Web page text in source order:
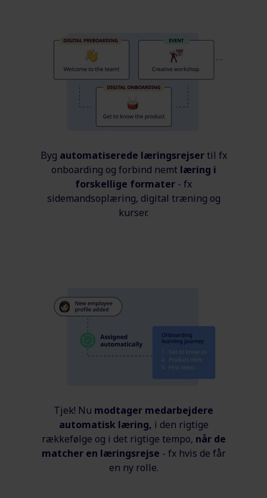
Byg automatiserede læringsrejsertil fx
onboarding og forbind nemt læring i
forskellige formater - fx
sidemandsoplæring, digital træning og
kurser.
Tjek! Nu modtager medarbejdere
automatisk læring, i den rigtige
rækkefølge og i det rigtige tempo, når de
matcher en læringsrejse - fx hvis de får
en ny rolle.